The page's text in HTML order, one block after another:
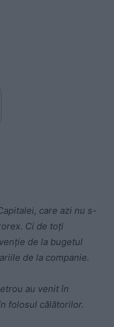
care azi nu s-
Ci de toți
de la bugetul
de la companie.
au venit în
folosul călătorilor.